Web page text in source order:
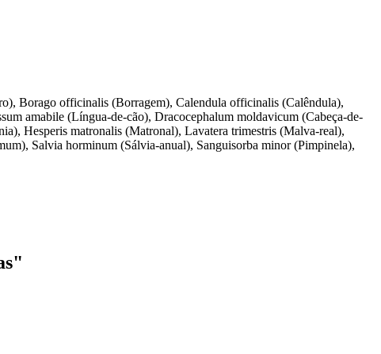
Borago officinalis (Borragem), Calendula officinalis (Calêndula),
amabile (Língua-de-cão), Dracocephalum moldavicum (Cabeça-de-
Hesperis matronalis (Matronal), Lavatera trimestris (Malva-real),
Salvia horminum (Sálvia-anual), Sanguisorba minor (Pimpinela),